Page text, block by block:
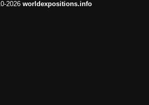
2026 worldexpositions.info